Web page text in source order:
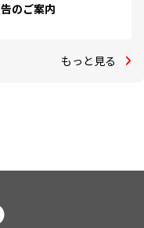
のご案内
もっと見る